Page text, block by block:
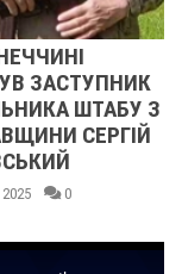
НА ДОНЕЧЧИНІ
ОТРИМАВ
ПОРАНЕННЯ ВОЇН
КОЛІСНИК
14 липня 2025